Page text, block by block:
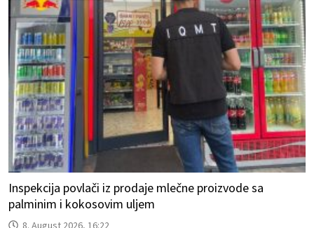
Inspekcija povlači iz prodaje mlečne proizvode sa
palminim i kokosovim uljem
8. August 2026, 16:22